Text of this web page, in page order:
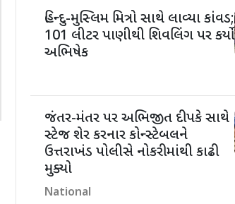
હિન્દુ-મુસ્લિમ મિત્રો સાથે લાવ્યા કાંવડ;
101 લીટર પાણીથી શિવલિંગ પર કર્યો
અભિષેક
જંતર-મંતર પર અભિજીત દીપકે સાથે
સ્ટેજ શેર કરનાર કોન્સ્ટેબલને
ઉત્તરાખંડ પોલીસે નોકરીમાંથી કાઢી
મુક્યો
National